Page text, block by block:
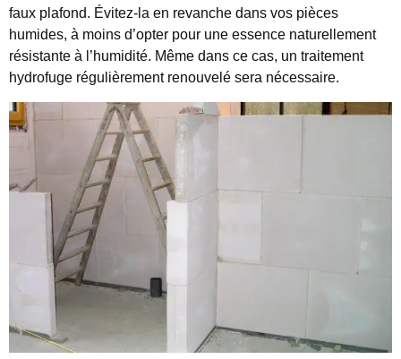
faux plafond. Évitez-la en revanche dans vos pièces
humides, à moins d’opter pour une essence naturellement
résistante à l’humidité. Même dans ce cas, un traitement
hydrofuge régulièrement renouvelé sera nécessaire.